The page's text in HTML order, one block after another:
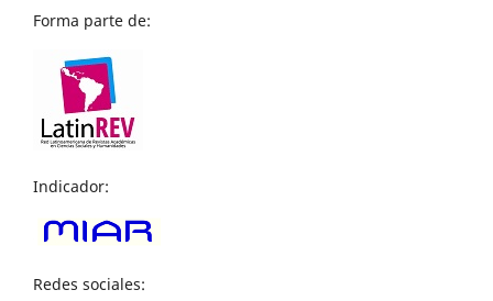
Forma parte de:
Indicador:
Redes sociales: